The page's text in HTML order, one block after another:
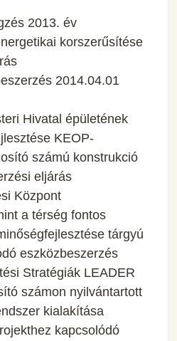
2013. év
korszerűsítése
2014.04.01
Hivatal épületének
KEOP-
számú konstrukció
eljárás
Központ
a térség fontos
tárgyú
eszközbeszerzés
Stratégiák LEADER
számon nyilvántartott
kialakítása
kapcsolódó